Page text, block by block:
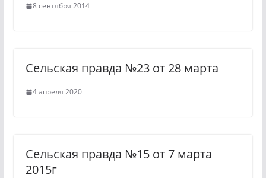
k 8 сентября 2014
Сельская правда №23 от 28 марта
4 апреля 2020
Сельская правда №15 от 7 марта
2015г